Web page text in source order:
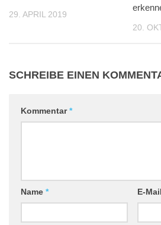
29. APRIL 2019
20.
SCHREIBE EINEN
Kommentar*
Name * E-